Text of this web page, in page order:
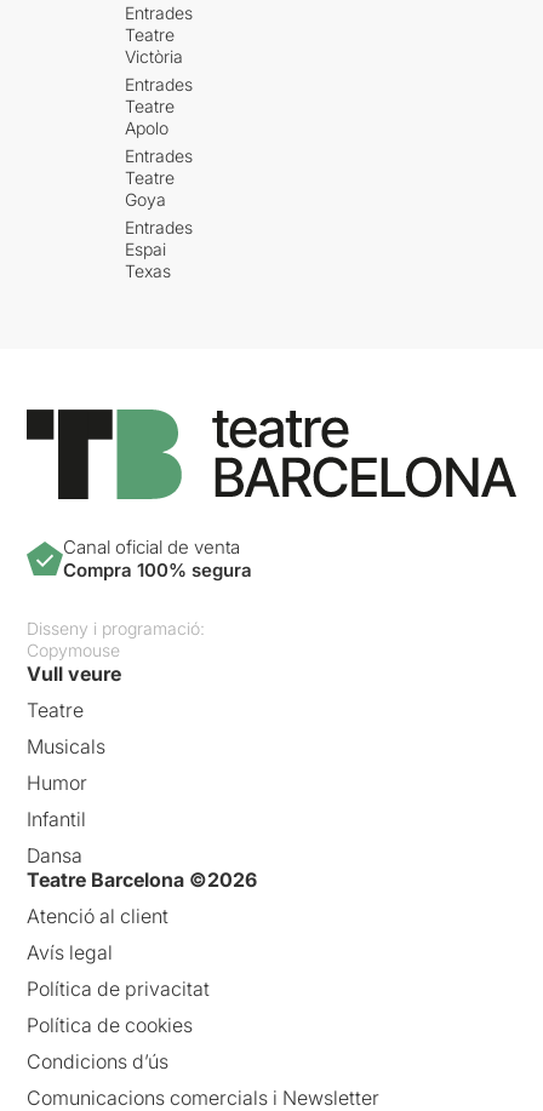
Entrades
Teatre
Victòria
Entrades
Teatre
Apolo
Entrades
Teatre
Goya
Entrades
Espai
Texas
Canal oficial de venta
Compra 100% segura
Disseny i programació:
Copymouse
Vull veure
Teatre
Musicals
Humor
Infantil
Dansa
Teatre Barcelona ©2026
Atenció al client
Avís legal
Política de privacitat
Política de cookies
Condicions d’ús
Comunicacions comercials i Newsletter